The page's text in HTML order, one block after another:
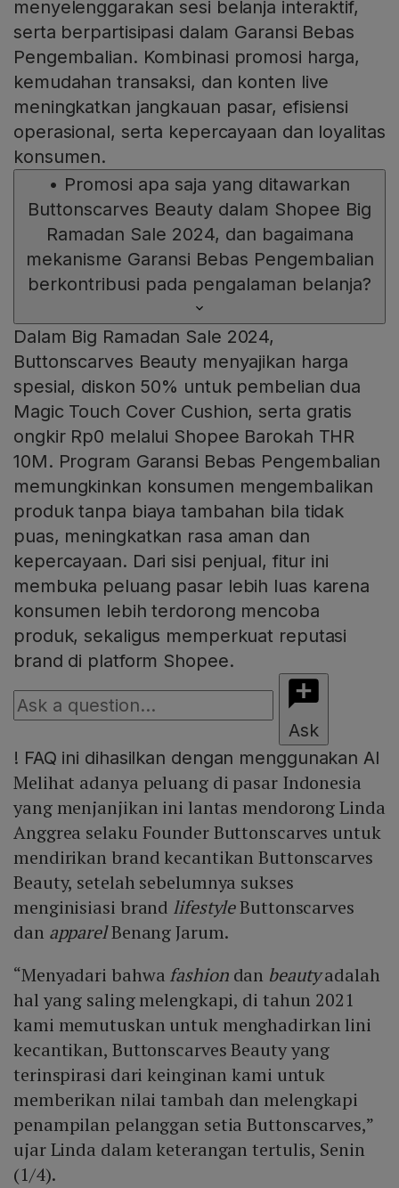
menyelenggarakan sesi belanja interaktif,
serta berpartisipasi dalam Garansi Bebas
Pengembalian. Kombinasi promosi harga,
kemudahan transaksi, dan konten live
meningkatkan jangkauan pasar, efisiensi
operasional, serta kepercayaan dan loyalitas
konsumen.
• Promosi apa saja yang ditawarkan
Buttonscarves Beauty dalam Shopee Big
Ramadan Sale 2024, dan bagaimana
mekanisme Garansi Bebas Pengembalian
berkontribusi pada pengalaman belanja?
Dalam Big Ramadan Sale 2024,
Buttonscarves Beauty menyajikan harga
spesial, diskon 50% untuk pembelian dua
Magic Touch Cover Cushion, serta gratis
ongkir Rp0 melalui Shopee Barokah THR
10M. Program Garansi Bebas Pengembalian
memungkinkan konsumen mengembalikan
produk tanpa biaya tambahan bila tidak
puas, meningkatkan rasa aman dan
kepercayaan. Dari sisi penjual, fitur ini
membuka peluang pasar lebih luas karena
konsumen lebih terdorong mencoba
produk, sekaligus memperkuat reputasi
brand di platform Shopee.
Ask
! FAQ ini dihasilkan dengan menggunakan AI
Melihat adanya peluang di pasar Indonesia
yang menjanjikan ini lantas mendorong Linda
Anggrea selaku Founder Buttonscarves untuk
mendirikan brand kecantikan Buttonscarves
Beauty, setelah sebelumnya sukses
menginisiasi brand lifestyleButtonscarves
dan apparelBenang Jarum.
“Menyadari bahwa fashion dan beautyadalah
hal yang saling melengkapi, di tahun 2021
kami memutuskan untuk menghadirkan lini
kecantikan, Buttonscarves Beauty yang
terinspirasi dari keinginan kami untuk
memberikan nilai tambah dan melengkapi
penampilan pelanggan setia Buttonscarves,”
ujar Linda dalam keterangan tertulis, Senin
(1/4).